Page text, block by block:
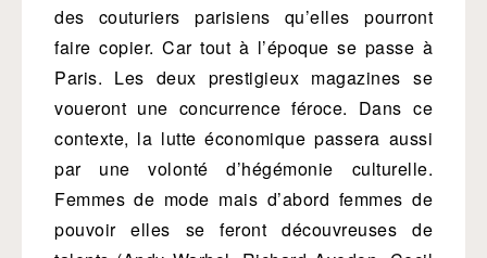
des couturiers parisiens qu’elles pourront
faire copier. Car tout à l’époque se passe à
Paris. Les deux prestigieux magazines se
voueront une concurrence féroce. Dans ce
contexte, la lutte économique passera aussi
par une volonté d’hégémonie culturelle.
Femmes de mode mais d’abord femmes de
pouvoir elles se feront découvreuses de